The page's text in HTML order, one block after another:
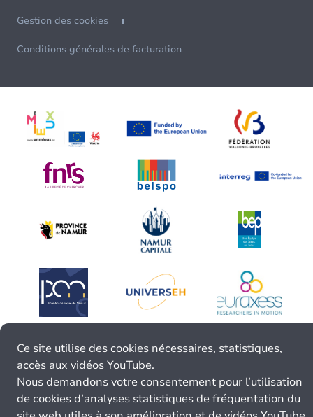
Gestion des cookies
Conditions générales de facturation
Ce site utilise des cookies nécessaires, statistiques,
accès aux vidéos YouTube.
Nous demandons votre consentement pour l’utilisation
de cookies d’analyses statistiques de fréquentation du